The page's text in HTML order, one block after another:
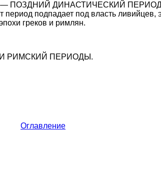
—ПОЗДНИЙ ДИНАСТИЧЕСКИЙ ПЕРИОД.
период подпадает под власть ливийцев,
греков и римлян.
И РИМСКИЙ ПЕРИОДЫ.
Оглавление